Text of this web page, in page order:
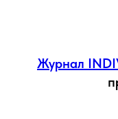
Журнал